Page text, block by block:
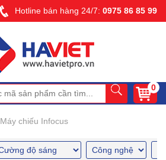
Hotline bán hàng 24/7: 0975 86 85 99
0
Máy chiếu Infocus